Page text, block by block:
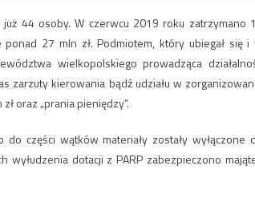
44 osoby. W czerwcu 2019 roku zatrzymano
27 mln zł. Podmiotem, który ubiegał się i
wielkopolskiego prowadząca
zarzuty kierowania bądź udziału w
oraz „prania pieniędzy”.
części wątków materiały zostały wyłączone
dotacji z PARP zabezpieczono